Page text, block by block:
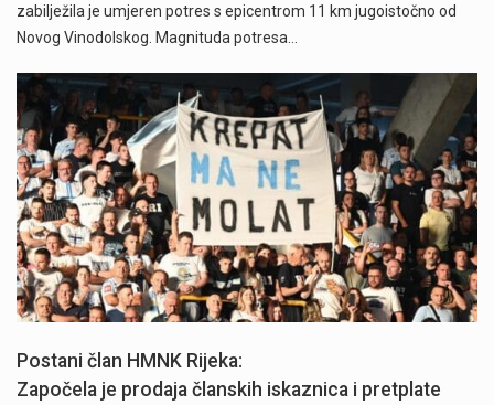
zabilježila je umjeren potres s epicentrom 11 km jugoistočno od
Novog Vinodolskog. Magnituda potresa…
Započela je prodaja članskih iskaznica i pretplate" />
Postani član HMNK Rijeka:
Započela je prodaja članskih iskaznica i pretplate